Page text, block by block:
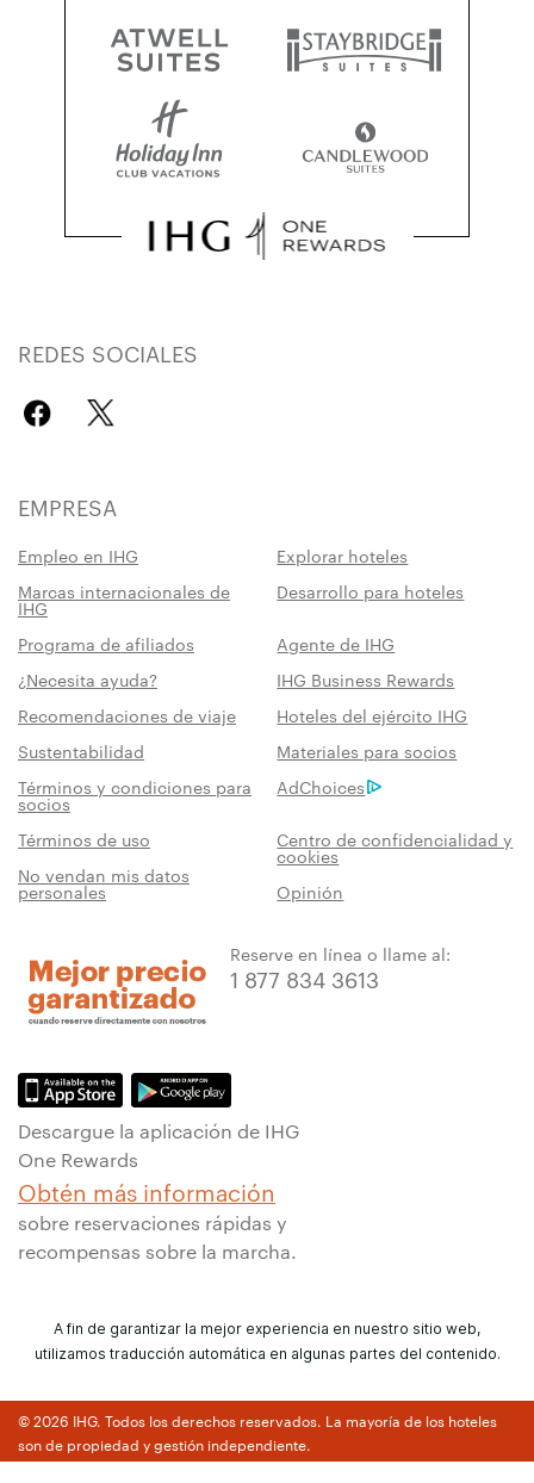
REDES SOCIALES
EMPRESA
Empleo en IHG
Explorar hoteles
Marcas internacionales de
IHG
Desarrollo para hoteles
Programa de afiliados
Agente de IHG
¿Necesita ayuda?
IHG Business Rewards
Recomendaciones de viaje
Hoteles del ejército IHG
Sustentabilidad
Materiales para socios
Términos y condiciones para
socios
AdChoices
Términos de uso Centro de confidencialidad y
cookies
No vendan mis datos
personales Opinión
Reserve en línea o llame al:
1 877 834 3613
Descargue la aplicación de IHG
One Rewards
Obtén más información
sobre reservaciones rápidas y
recompensas sobre la marcha.
A fin de garantizar la mejor experiencia en nuestro sitio web,
utilizamos traducción automática en algunas partes del contenido.
© 2026 IHG. Todos los derechos reservados. La mayoría de los hoteles
son de propiedad y gestión independiente.